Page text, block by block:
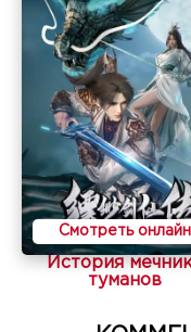
Смотреть онлайн
История
туманов